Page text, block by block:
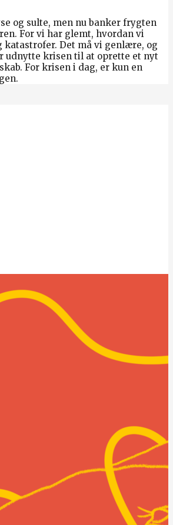
og sulte, men nu banker frygten
For vi har glemt, hvordan vi
katastrofer. Det må vi genlære, og
udnytte krisen til at oprette et nyt
For krisen i dag, er kun en